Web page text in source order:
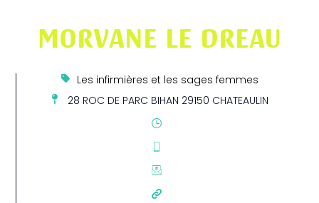
MORVANE LE DREAU
Les infirmières et les sages femmes
28 ROC DE PARC BIHAN 29150 CHATEAULIN